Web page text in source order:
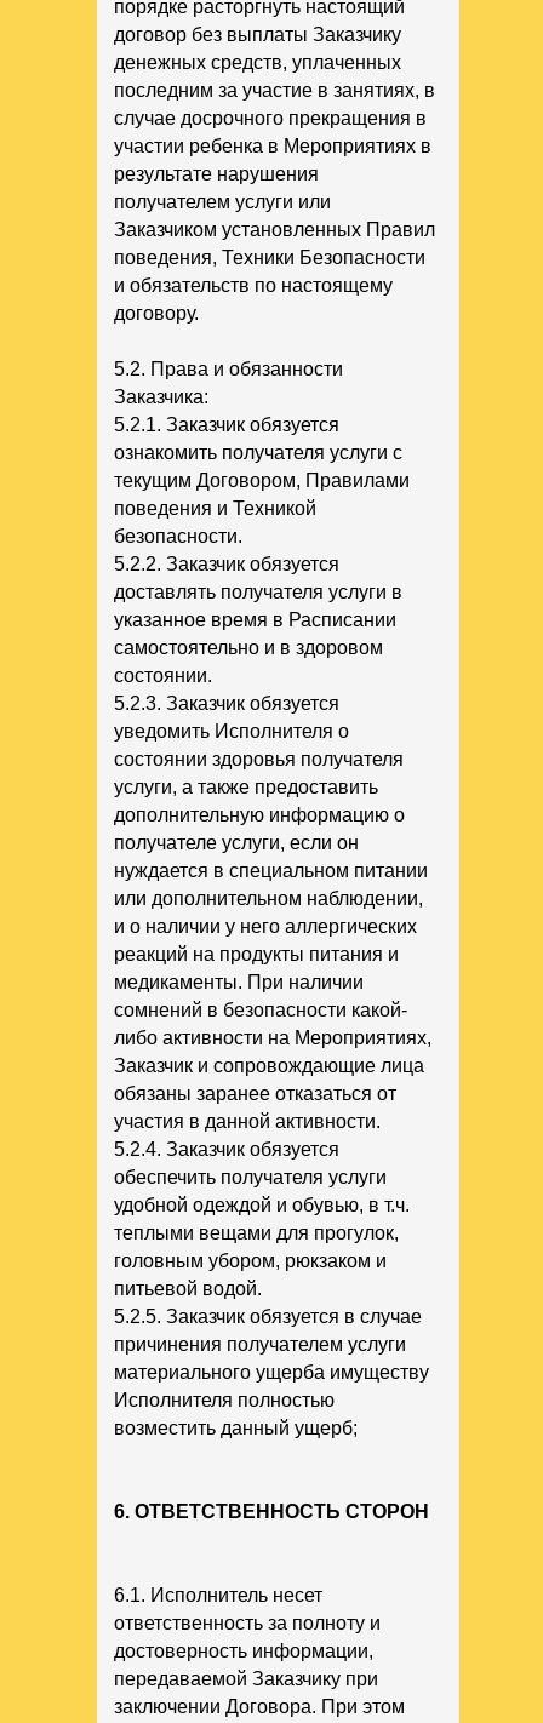
порядке расторгнуть настоящий
договор без выплаты Заказчику
денежных средств, уплаченных
последним за участие в занятиях, в
случае досрочного прекращения в
участии ребенка в Мероприятиях в
результате нарушения
получателем услуги или
Заказчиком установленных Правил
поведения, Техники Безопасности
и обязательств по настоящему
договору.
5.2. Права и обязанности
Заказчика:
5.2.1. Заказчик обязуется
ознакомить получателя услуги с
текущим Договором, Правилами
поведения и Техникой
безопасности.
5.2.2. Заказчик обязуется
доставлять получателя услуги в
указанное время в Расписании
самостоятельно и в здоровом
состоянии.
5.2.3. Заказчик обязуется
уведомить Исполнителя о
состоянии здоровья получателя
услуги, а также предоставить
дополнительную информацию о
получателе услуги, если он
нуждается в специальном питании
или дополнительном наблюдении,
и о наличии у него аллергических
реакций на продукты питания и
медикаменты. При наличии
сомнений в безопасности какой-
либо активности на Мероприятиях,
Заказчик и сопровождающие лица
обязаны заранее отказаться от
участия в данной активности.
5.2.4. Заказчик обязуется
обеспечить получателя услуги
удобной одеждой и обувью, в т.ч.
теплыми вещами для прогулок,
головным убором, рюкзаком и
питьевой водой.
5.2.5. Заказчик обязуется в случае
причинения получателем услуги
материального ущерба имуществу
Исполнителя полностью
возместить данный ущерб;
6. ОТВЕТСТВЕННОСТЬ СТОРОН
6.1. Исполнитель несет
ответственность за полноту и
достоверность информации,
передаваемой Заказчику при
заключении Договора. При этом